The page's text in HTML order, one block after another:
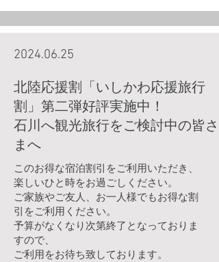
2024.06.25
北陸応援割「いしかわ応援旅行
割」第二弾好評実施中！
石川へ観光旅行をご検討中の皆さ
まへ
このお得な宿泊割引をご利用いただき、
楽しいひと時をお過ごしください。
ご家族やご友人、お一人様でもお得な割
引をご利用ください。
予算がなくなり次第終了となっておりま
すので、
ご利用をお待ち致しております。